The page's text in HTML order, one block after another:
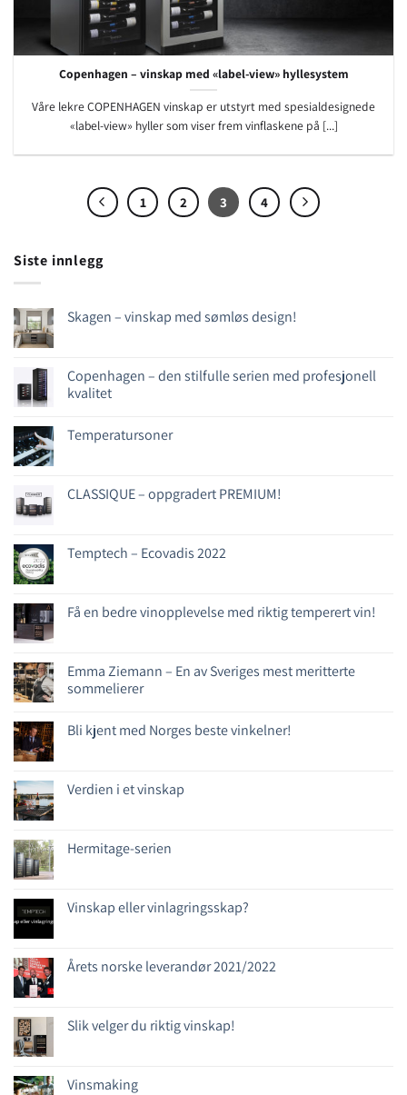
Copenhagen – vinskap med «label-view» hyllesystem
Våre lekre COPENHAGEN vinskap er utstyrt med spesialdesignede
«label-view» hyller som viser frem vinflaskene på [...]
1 2 3 4
Siste innlegg
Skagen – vinskap med sømløs design!
Copenhagen – den stilfulle serien med profesjonell
kvalitet
Temperatursoner
CLASSIQUE – oppgradert PREMIUM!
Temptech – Ecovadis 2022
Få en bedre vinopplevelse med riktig temperert vin!
Emma Ziemann – En av Sveriges mest meritterte
sommelierer
Bli kjent med Norges beste vinkelner!
Verdien i et vinskap
Hermitage-serien
Vinskap eller vinlagringsskap?
Årets norske leverandør 2021/2022
Slik velger du riktig vinskap!
Vinsmaking